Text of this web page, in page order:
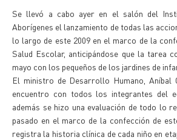
Se llevó a cabo ayer en el salón del
Aborígenes el lanzamiento de todas las
lo largo de este 2009 en el marco de la
Salud Escolar, anticipándose que la tarea
mayo con los pequeños de los jardines de
El ministro de Desarrollo Humano, Aníbal
encuentro con todos los integrantes del
además se hizo una evaluación de todo lo
pasado en el marco de la confección de
registra la historia clínica de cada niño en